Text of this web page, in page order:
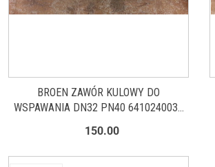
BROEN ZAWÓR KULOWY DO
WSPAWANIA DN32 PN40 6410240032
150.00